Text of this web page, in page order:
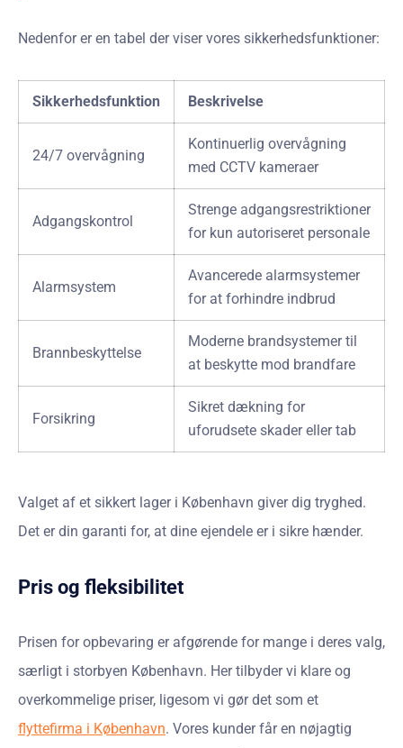
Nedenfor er en tabel der viser vores sikkerhedsfunktioner:
Sikkerhedsfunktion Beskrivelse
24/7 overvågning
Kontinuerlig overvågning
med CCTV kameraer
Adgangskontrol
Strenge adgangsrestriktioner
for kun autoriseret personale
Alarmsystem
Avancerede alarmsystemer
for at forhindre indbrud
Brannbeskyttelse
Moderne brandsystemer til
at beskytte mod brandfare
Forsikring
Sikret dækning for
uforudsete skader eller tab
Valget af et sikkert lager i København giver dig tryghed.
Det er din garanti for, at dine ejendele er i sikre hænder.
Pris og fleksibilitet
Prisen for opbevaring er afgørende for mange i deres valg,
særligt i storbyen København. Her tilbyder vi klare og
overkommelige priser, ligesom vi gør det som et
flyttefirma i København. Vores kunder får en nøjagtig